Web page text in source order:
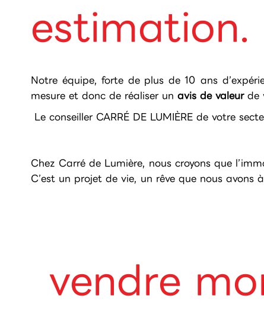
estimation.
Notre équipe, forte de plus de 10 ans
mesure et donc de réaliser un avis de valeurde
Le conseiller CARRÉ DE LUMIÈRE de votre
Chez Carré de Lumière, nous croyons que
C’est un projet de vie, un rêve que nous avons
vendre